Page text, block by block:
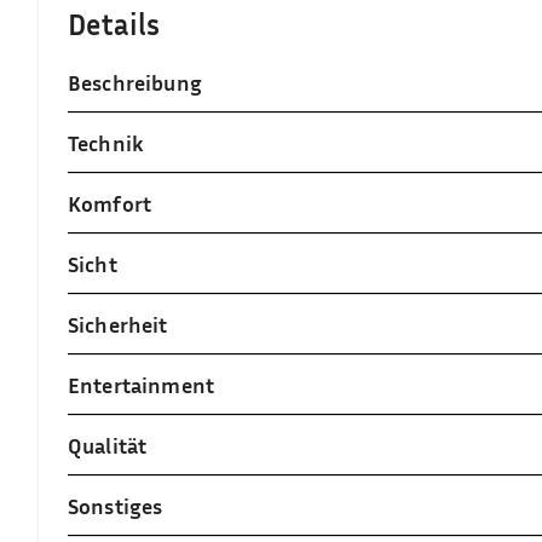
Details
Beschreibung
Technik
Komfort
Sicht
Sicherheit
Entertainment
Qualität
Sonstiges